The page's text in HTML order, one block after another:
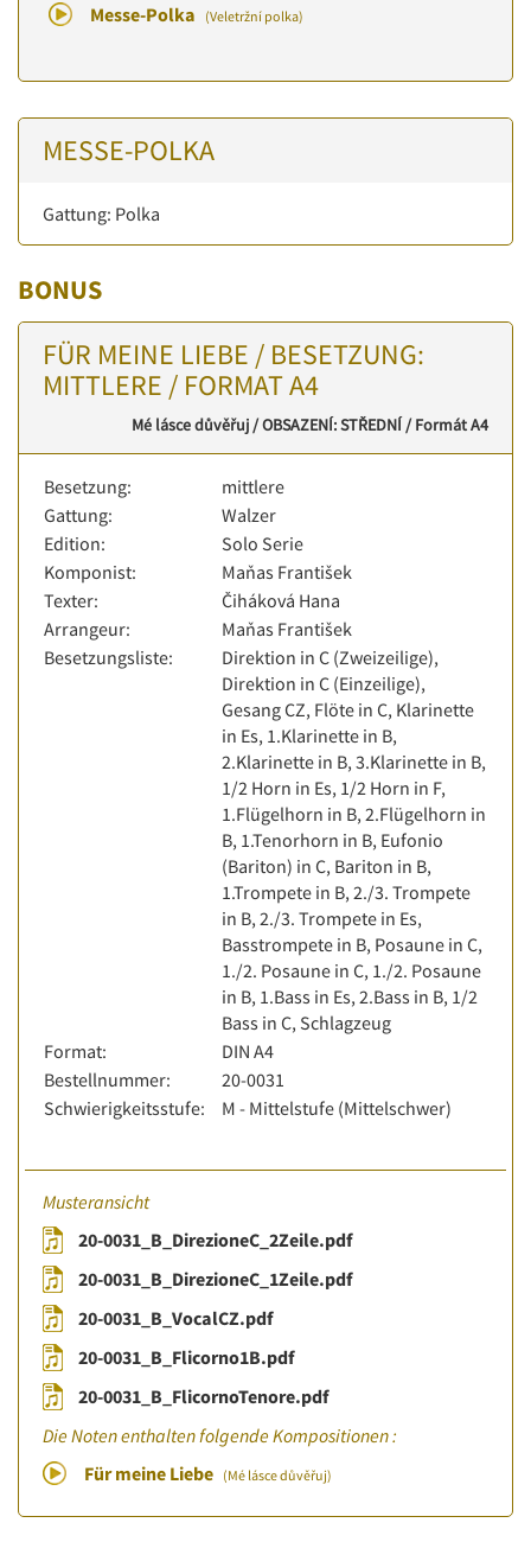
Messe-Polka (Veletržní polka)
MESSE-POLKA
Gattung: Polka
BONUS
FÜR MEINE LIEBE / BESETZUNG:
MITTLERE / FORMAT A4
Mé lásce důvěřuj / OBSAZENÍ: STŘEDNÍ / Formát A4
Besetzung:
mittlere
Gattung:
Walzer
Edition:
Solo Serie
Komponist:
Maňas František
Texter:
Čiháková Hana
Arrangeur:
Maňas František
Besetzungsliste:
Direktion in C (Zweizeilige),
Direktion in C (Einzeilige),
Gesang CZ, Flöte in C, Klarinette
in Es, 1.Klarinette in B,
2.Klarinette in B, 3.Klarinette in B,
1/2 Horn in Es, 1/2 Horn in F,
1.Flügelhorn in B, 2.Flügelhorn in
B, 1.Tenorhorn in B, Eufonio
(Bariton) in C, Bariton in B,
1.Trompete in B, 2./3. Trompete
in B, 2./3. Trompete in Es,
Basstrompete in B, Posaune in C,
1./2. Posaune in C, 1./2. Posaune
in B, 1.Bass in Es, 2.Bass in B, 1/2
Bass in C, Schlagzeug
Format:
DIN A4
Bestellnummer:
20-0031
Schwierigkeitsstufe:
M - Mittelstufe (Mittelschwer)
Musteransicht
20-0031_B_DirezioneC_2Zeile.pdf
20-0031_B_DirezioneC_1Zeile.pdf
20-0031_B_VocalCZ.pdf
20-0031_B_Flicorno1B.pdf
20-0031_B_FlicornoTenore.pdf
Die Noten enthalten folgende Kompositionen :
Für meine Liebe (Mé lásce důvěřuj)